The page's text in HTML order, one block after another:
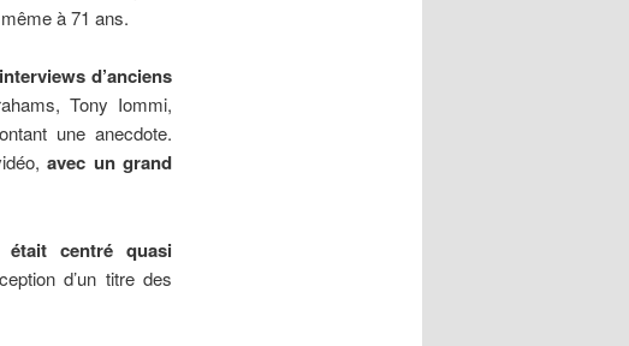
à 71 ans.
d’anciens
Tony Iommi,
une anecdote.
avec un grand
était centré quasi
d’un titre des